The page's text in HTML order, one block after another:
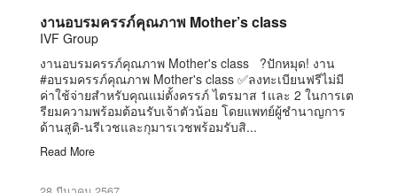
งานอบรมครรภ์คุณภาพ Mother’s class
IVF Group
งานอบรมครรภ์คุณภาพ Mother's class ?ปักหมุด! งาน
#อบรมครรภ์คุณภาพ Mother's class ✅ลงทะเบียนฟรีไม่มี
ค่าใช้จ่ายสำหรับคุณแม่ตั้งครรภ์ ไตรมาส 1และ 2 ในการเต
รียมความพร้อมต้อนรับเจ้าตัวน้อย โดยแพทย์ผู้ชำนาญการ
ด้านสูติ-นรีเวชและกุมารเวชพร้อมรับสิ...
Read More